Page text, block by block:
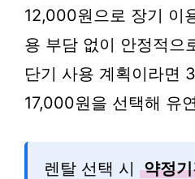
12,000원으로 장기 이
용 부담 없이 안정적으
단기 사용 계획이라면
17,000원을 선택해 유
렌탈 선택 시 약정